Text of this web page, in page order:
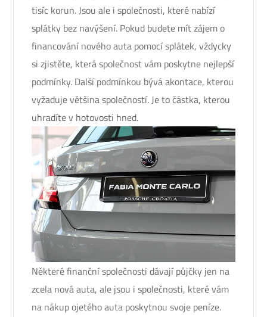
tisíc korun. Jsou ale i společnosti, které nabízí
splátky bez navýšení. Pokud budete mít zájem o
financování nového auta pomocí splátek, vždycky
si zjistěte, která společnost vám poskytne nejlepší
podmínky. Další podmínkou bývá akontace, kterou
vyžaduje většina společností. Je to částka, kterou
uhradíte v hotovosti hned.
Některé finanční společnosti dávají půjčky jen na
zcela nová auta, ale jsou i společnosti, které vám
na nákup ojetého auta poskytnou svoje peníze.